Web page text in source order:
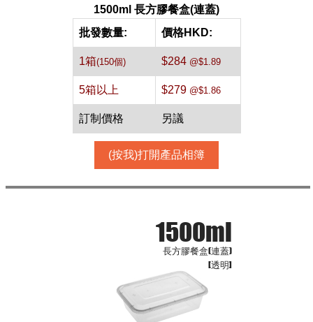
1500ml 長方膠餐盒(連蓋)
批發數量:
價格HKD:
1箱(150個) $284@$1.89
5箱以上 $279@$1.86
訂制價格 另議
(按我)打開產品相簿
1500ml
長方膠餐盒(連蓋)
[透明]